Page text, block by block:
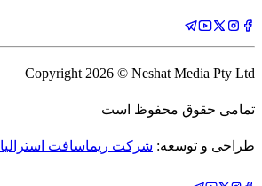
Copyright 2026 © Neshat Media Pty Ltd
تمامی حقوق محفوظ است
طراحی و توسعه: شرکت ریماسافت استرالیا